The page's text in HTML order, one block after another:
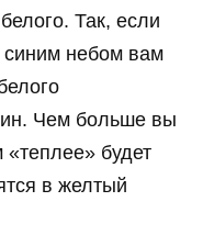
Так, если
синим небом вам
Чем больше вы
«теплее» будет
в желтый